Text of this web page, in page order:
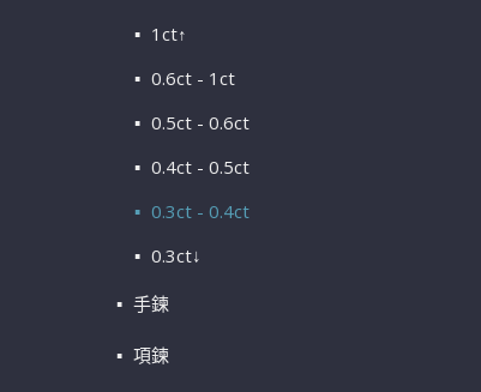
1ct↑
0.6ct - 1ct
0.5ct - 0.6ct
0.4ct - 0.5ct
0.3ct - 0.4ct
0.3ct↓
手鍊
項鍊